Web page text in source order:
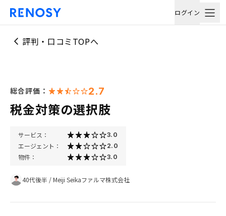
ログイン
評判・口コミTOPへ
総合評価： 2.7
税金対策の選択肢
サービス： 3.0
エージェント： 2.0
物件： 3.0
40代後半 /Meiji Seikaファルマ株式会社